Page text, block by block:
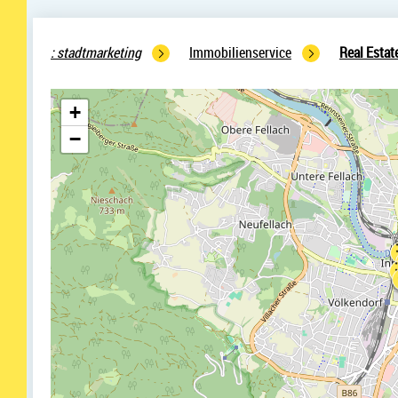
stadtmarketing Immobilienservice Real
+
−